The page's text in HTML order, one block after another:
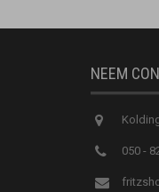
NEEM
050 -